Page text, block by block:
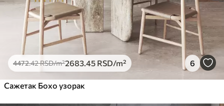
4472.42RSD/m²2683 .45 RSD/m² 6
Сажетак Бохо узорак